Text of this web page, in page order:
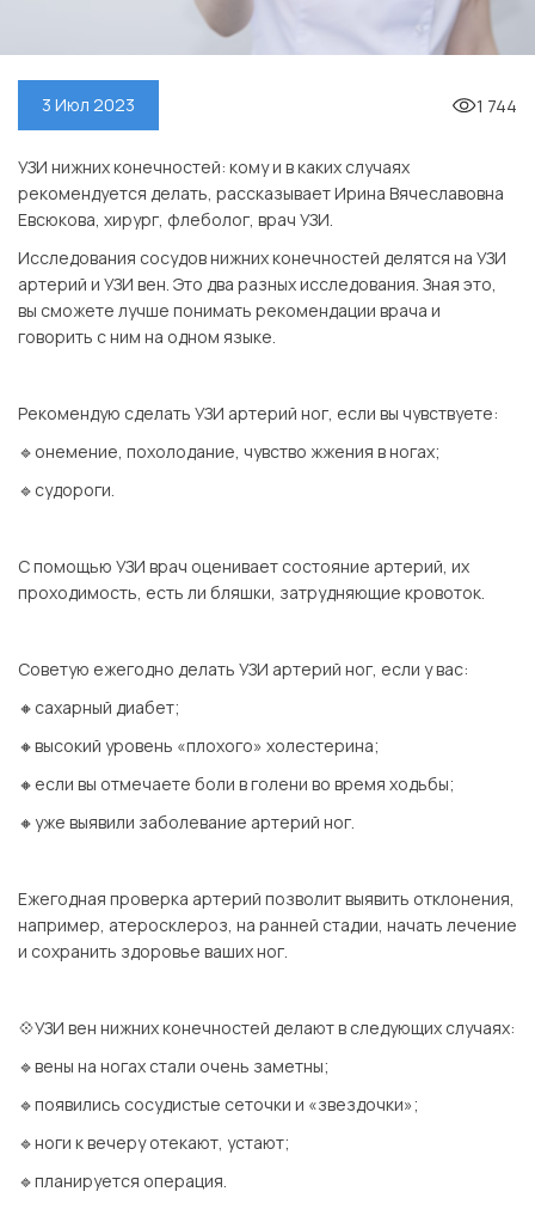
3 Июл 2023 1 744
УЗИ нижних конечностей: кому и в каких случаях
рекомендуется делать, рассказывает Ирина Вячеславовна
Евсюкова, хирург, флеболог, врач УЗИ.
Исследования сосудов нижних конечностей делятся на УЗИ
артерий и УЗИ вен. Это два разных исследования. Зная это,
вы сможете лучше понимать рекомендации врача и
говорить с ним на одном языке.
Рекомендую сделать УЗИ артерий ног, если вы чувствуете:
🔹онемение, похолодание, чувство жжения в ногах;
🔹судороги.
С помощью УЗИ врач оценивает состояние артерий, их
проходимость, есть ли бляшки, затрудняющие кровоток.
Советую ежегодно делать УЗИ артерий ног, если у вас:
🔸сахарный диабет;
🔸высокий уровень «плохого» холестерина;
🔸если вы отмечаете боли в голени во время ходьбы;
🔸уже выявили заболевание артерий ног.
Ежегодная проверка артерий позволит выявить отклонения,
например, атеросклероз, на ранней стадии, начать лечение
и сохранить здоровье ваших ног.
💠УЗИ вен нижних конечностей делают в следующих случаях:
🔹вены на ногах стали очень заметны;
🔹появились сосудистые сеточки и «звездочки»;
🔹ноги к вечеру отекают, устают;
🔹планируется операция.